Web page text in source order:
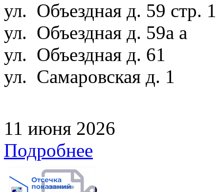
ул. Объездная д. 59 стр.
ул. Объездная д. 59а а
ул. Объездная д. 61
ул. Самаровская д. 1
11 июня 2026
Подробнее